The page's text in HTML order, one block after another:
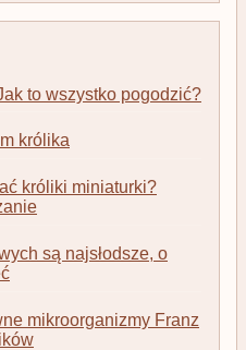
to wszystko pogodzić?
królika
króliki miniaturki?
są najsłodsze, o
mikroorganizmy Franz